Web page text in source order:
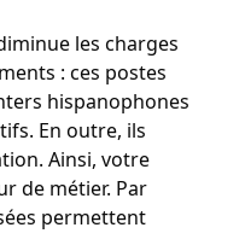
les charges
: ces postes
hispanophones
En outre, ils
Ainsi, votre
de métier. Par
permettent